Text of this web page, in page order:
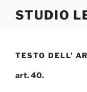
STUDIO
TESTO DELL’
art. 40.